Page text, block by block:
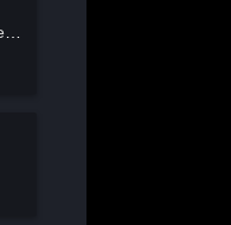
Alper Rende ile Kaçış Exxen 2. Sezon 1. Bölüm İzle